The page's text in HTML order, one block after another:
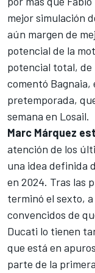
mejor simulación
aún margen de
potencial de la
potencial total, de
comentó
pretemporada,
semana en Losail.
Marc Márquez
atención de los
una idea definida
en 2024. Tras las
terminó el sexto,
convencidos de
Ducati lo tienen
que está en
parte de la